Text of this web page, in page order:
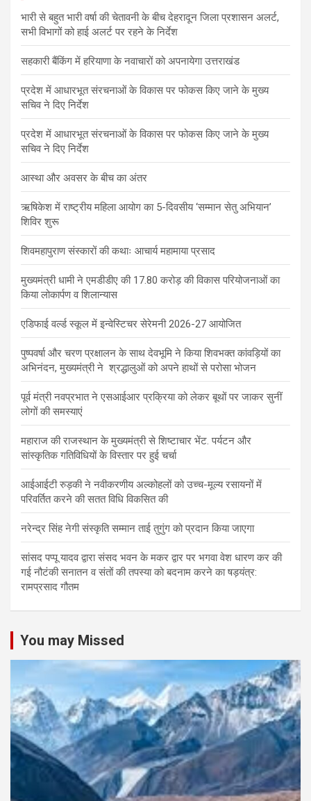
भारी से बहुत भारी वर्षा की चेतावनी के बीच देहरादून जिला प्रशासन अलर्ट,
सभी विभागों को हाई अलर्ट पर रहने के निर्देश
सहकारी बैंकिंग में हरियाणा के नवाचारों को अपनायेगा उत्तराखंड
प्रदेश में आधारभूत संरचनाओं के विकास पर फोकस किए जाने के मुख्य
सचिव ने दिए निर्देश
प्रदेश में आधारभूत संरचनाओं के विकास पर फोकस किए जाने के मुख्य
सचिव ने दिए निर्देश
आस्था और अवसर के बीच का अंतर
ऋषिकेश में राष्ट्रीय महिला आयोग का 5-दिवसीय ‘सम्मान सेतु अभियान’
शिविर शुरू
शिवमहापुराण संस्कारों की कथाः आचार्य महामाया प्रसाद
मुख्यमंत्री धामी ने एमडीडीए की 17.80 करोड़ की विकास परियोजनाओं का
किया लोकार्पण व शिलान्यास
एडिफाई वर्ल्ड स्कूल में इन्वेस्टिचर सेरेमनी 2026-27 आयोजित
पुष्पवर्षा और चरण प्रक्षालन के साथ देवभूमि ने किया शिवभक्त कांवड़ियों का
अभिनंदन, मुख्यमंत्री ने श्रद्धालुओं को अपने हाथों से परोसा भोजन
पूर्व मंत्री नवप्रभात ने एसआईआर प्रक्रिया को लेकर बूथों पर जाकर सुनीं
लोगों की समस्याएं
महाराज की राजस्थान के मुख्यमंत्री से शिष्टाचार भेंट. पर्यटन और
सांस्कृतिक गतिविधियों के विस्तार पर हुई चर्चा
आईआईटी रुड़की ने नवीकरणीय अल्कोहलों को उच्च-मूल्य रसायनों में
परिवर्तित करने की सतत विधि विकसित की
नरेन्द्र सिंह नेगी संस्कृति सम्मान ताई तुगुंग को प्रदान किया जाएगा
सांसद पप्पू यादव द्वारा संसद भवन के मकर द्वार पर भगवा वेश धारण कर की
गई नौटंकी सनातन व संतों की तपस्या को बदनाम करने का षड़यंत्र:
रामप्रसाद गौतम
You may Missed